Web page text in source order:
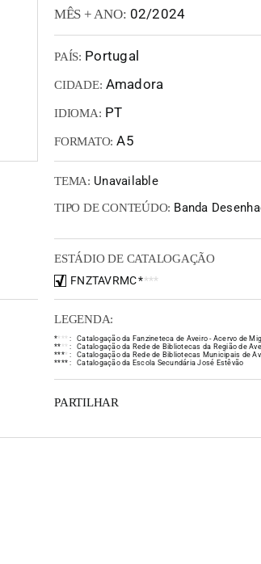
MÊS + ANO: 02/2024
PAÍS: Portugal
CIDADE: Amadora
IDIOMA: PT
FORMATO: A5
TEMA: Unavailable
TIPO DE CONTEÚDO: Banda
ESTÁDIO DE CATALOGAÇÃO
FNZTAVRMC****
LEGENDA:
** * * :
Catalogação da Fanzineteca de Aveiro - Acervo de
** * * :
Catalogação da Rede de Bibliotecas da Região de
**** :
Catalogação da Rede de Bibliotecas Municipais de
**** : Catalogação da Escola Secundária José Estêvão
PARTILHAR